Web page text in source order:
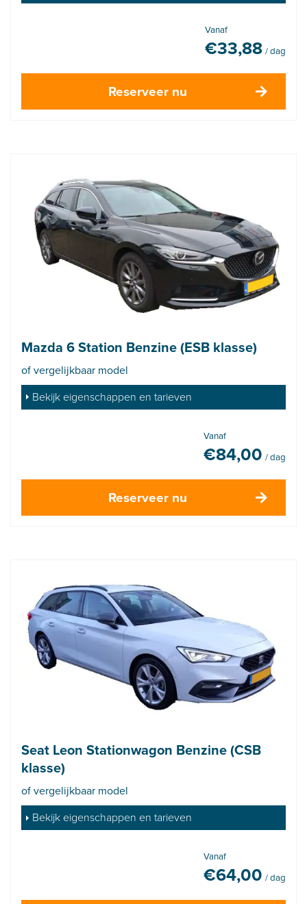
Vanaf
€33,88 / dag
Reserveer nu
Mazda 6 Station Benzine (ESB klasse)
of vergelijkbaar model
Bekijk eigenschappen en tarieven
Vanaf
€84,00 / dag
Reserveer nu
Seat Leon Stationwagon Benzine (CSB
klasse)
of vergelijkbaar model
Bekijk eigenschappen en tarieven
Vanaf
€64,00 / dag